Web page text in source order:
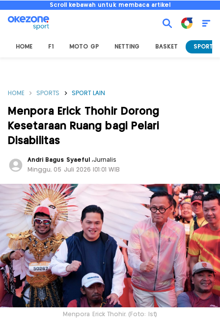
Scroll kebawah untuk membaca artikel
HOME F1 MOTO GP NETTING BASKET SPORT
HOME SPORTS SPORT LAIN
Menpora Erick Thohir Dorong
Kesetaraan Ruang bagi Pelari
Disabilitas
Andri Bagus Syaeful ,Jurnalis
Minggu, 05 Juli 2026 |01:01 WIB
Menpora Erick Thohir. (Foto: Ist)